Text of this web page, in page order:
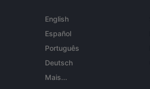
English
Español
Português
Deutsch
Mais...